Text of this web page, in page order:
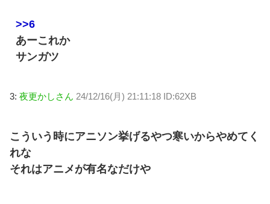
>>6
あーこれか
サンガツ
3: 夜更かしさん 24/12/16(月) 21:11:18 ID:62XB
こういう時にアニソン挙げるやつ寒いからやめてく
れな
それはアニメが有名なだけや